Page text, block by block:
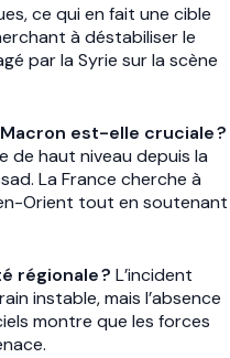
ce qui en fait une cible
à déstabiliser le
par la Syrie sur la scène
est-elle cruciale ?
de haut niveau depuis la
La France cherche à
Orient tout en soutenant
régionale ? L’incident
instable, mais l’absence
montre que les forces